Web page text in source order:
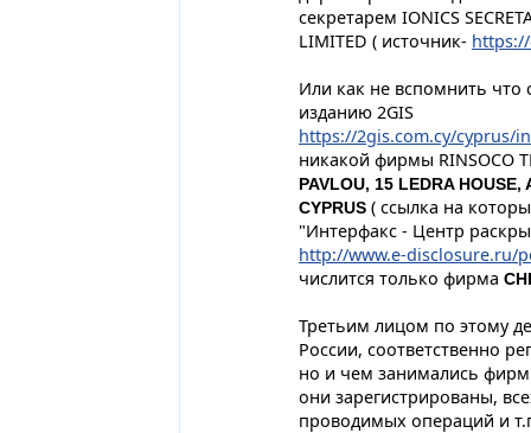
секретарем IONICS
LIMITED ( источник-
Или как не вспомнить что
изданию 2GIS
https://2gis.com.cy/cyprus/
никакой фирмы RINSOCO
PAVLOU, 15 LEDRA
CYPRUS ( ссылка на
"Интерфакс - Центр
http://www.e-disclosure.ru/
числится только фирма
Третьим лицом по этому
России, соответственно
но и чем занимались
они зарегистрированы,
проводимых операций и